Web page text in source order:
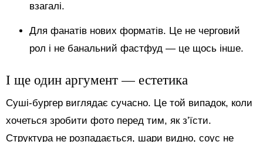
взагалі.
Для фанатів нових форматів. Це не черговий
рол і не банальний фастфуд — це щось інше.
І ще один аргумент — естетика
Суші-бургер виглядає сучасно. Це той випадок, коли
хочеться зробити фото перед тим, як з’їсти.
Структура не розпадається, шари видно, соус не